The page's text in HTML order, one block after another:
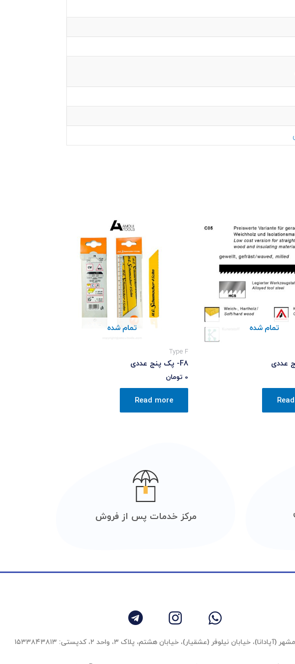
تمام شده تمام شده
Type F
F8- پک پنج عددی
0 تومان
Read more
مرکز خدمات پس از فروش
خیابان نیلوفر (عشقیار)، خیابان هشتم، پلاک ۳، واحد ٢، کدپستی: ۱۵۳۳۸۴۳۸۱۳